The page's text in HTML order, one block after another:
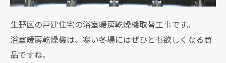
生野区の戸建住宅の浴室暖房乾燥機取替工事です。
浴室暖房乾燥機は、寒い冬場にはぜひとも欲しくなる商
品ですね。